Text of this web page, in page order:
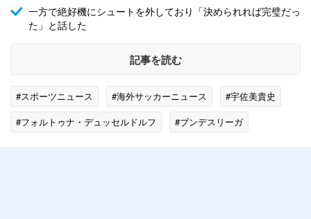
一方で絶好機にシュートを外しており「決められれば完璧だっ
た」と話した
記事を読む
#スポーツニュース #海外サッカーニュース
#宇佐美貴史
#フォルトゥナ・デュッセルドルフ
#ブンデスリーガ